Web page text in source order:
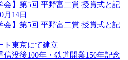
会】第5回 平野富二賞 授賞式と記
月14日
会】第5回 平野富二賞 授賞式と記
ト東京にて建立
信没後100年・鉄道開業150年記念